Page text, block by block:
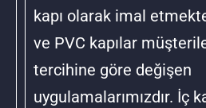
kapı olarak imal
ve PVC kapılar
tercihine göre değişen
uygulamalarımızdır. İç